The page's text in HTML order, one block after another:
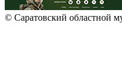
© Саратовский областной